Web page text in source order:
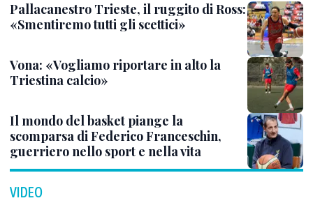
Pallacanestro Trieste, il ruggito di Ross:
«Smentiremo tutti gli scettici»
Vona: «Vogliamo riportare in alto la
Triestina calcio»
Il mondo del basket piange la
scomparsa di Federico Franceschin,
guerriero nello sport e nella vita
VIDEO